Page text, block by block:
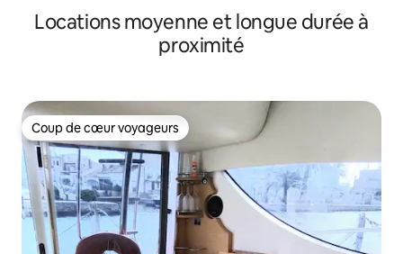
Locations moyenne et longue durée à
proximité
Coup de cœur voyageurs
Coup de cœur voyageurs